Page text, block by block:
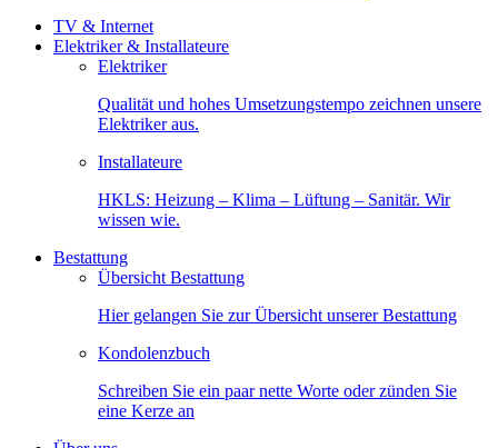
TV & Internet
Elektriker & Installateure
Elektriker
Qualität und hohes Umsetzungstempo zeichnen unsere
Elektriker aus.
Installateure
HKLS: Heizung – Klima – Lüftung – Sanitär. Wir
wissen wie.
Bestattung
Übersicht Bestattung
Hier gelangen Sie zur Übersicht unserer Bestattung
Kondolenzbuch
Schreiben Sie ein paar nette Worte oder zünden Sie
eine Kerze an